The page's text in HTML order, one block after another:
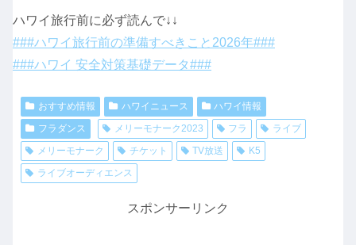
ハワイ旅行前に必ず読んで↓↓
###ハワイ旅行前の準備すべきこと2026年###
###ハワイ 安全対策基礎データ###
おすすめ情報 ハワイニュース
ハワイ情報
フラダンス
メリーモナーク2023 フラ
ライブ
メリーモナーク
チケット TV放送
K5
ライブオーディエンス
スポンサーリンク